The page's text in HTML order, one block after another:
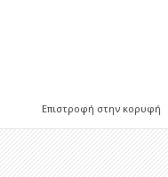
Επιστροφή στην κορυφή